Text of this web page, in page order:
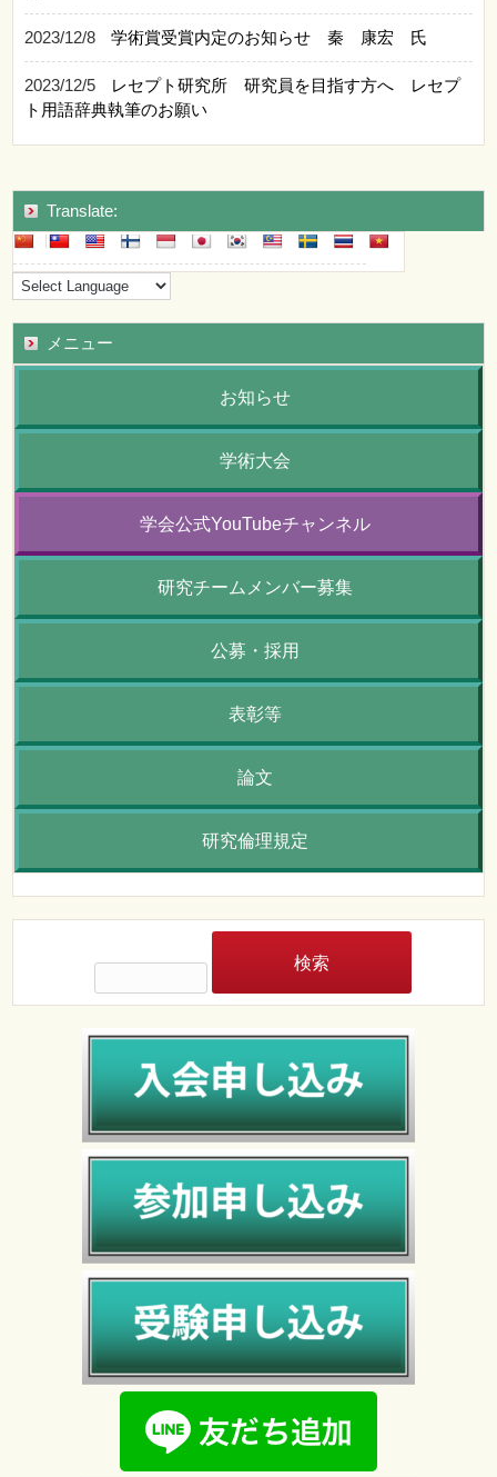
2023/12/8 学術賞受賞内定のお知らせ 秦 康宏 氏
2023/12/5
レセプト研究所 研究員を目指す方へ レセプ
ト用語辞典執筆のお願い
Translate:
メニュー
お知らせ
学術大会
学会公式YouTubeチャンネル
研究チームメンバー募集
公募・採用
表彰等
論文
研究倫理規定
索: